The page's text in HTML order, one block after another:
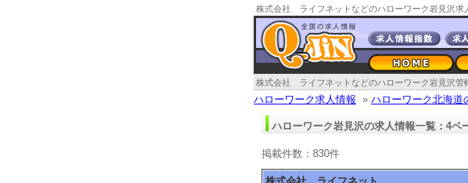
株式会社 ライフネットなどのハローワーク岩見沢求
株式会社 ライフネットなどのハローワーク岩見沢管
ハローワーク求人情報 » ハローワーク北海道
ハローワーク岩見沢の求人情報一覧：4ペ
掲載件数：830件